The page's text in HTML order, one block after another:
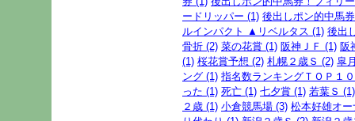
ードリッパー (1) 後出しポン的中馬
ルインパクト ▲リベルタス (1) 後出
骨折 (2) 菜の花賞 (1) 阪神ＪＦ (1) 阪
(1) 桜花賞予想 (2) 札幌２歳Ｓ (2) 皐
ング (1) 指名数ランキングＴＯＰ１
った (1) 死亡 (1) 七夕賞 (1) 若葉Ｓ (1)
２歳 (1) 小倉競馬場 (3) 松本好雄オー